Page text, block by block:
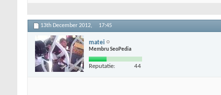
13th December 2012, 17:45
matei
Membru SeoPedia
Reputatie: 44